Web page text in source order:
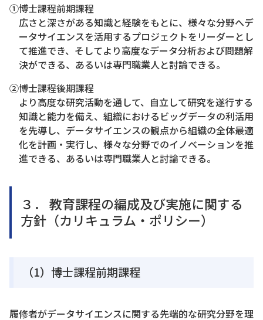
①博士課程前期課程
広さと深さがある知識と経験をもとに、様々な分野へデ
ータサイエンスを活用するプロジェクトをリーダーとし
て推進でき、そしてより高度なデータ分析および問題解
決ができる、あるいは専門職業人と討論できる。
②博士課程後期課程
より高度な研究活動を通して、自立して研究を遂行する
知識と能力を備え、組織におけるビッグデータの利活用
を先導し、データサイエンスの観点から組織の全体最適
化を計画・実行し、様々な分野でのイノベーションを推
進できる、あるいは専門職業人と討論できる。
３． 教育課程の編成及び実施に関する
方針（カリキュラム・ポリシー）
（1）博士課程前期課程
履修者がデータサイエンスに関する先端的な研究分野を理